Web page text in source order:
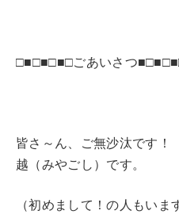
□■□■□■□ごあいさつ
皆さ～ん、ご無沙汰です
越（みやごし）です。
（初めまして！の人もい